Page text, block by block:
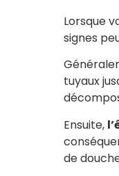
Lorsque
signes
tuyaux
Ensuite,
de